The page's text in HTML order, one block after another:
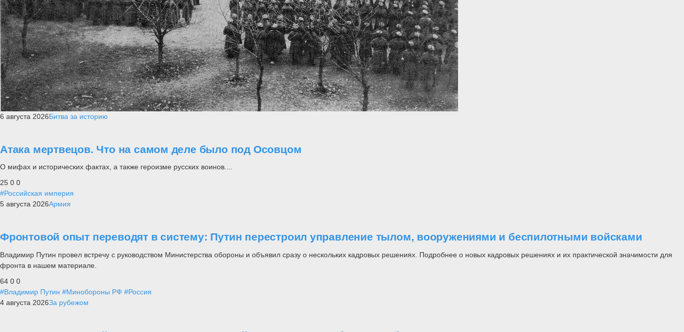
6 августа 2026Битва за историю
Атака мертвецов. Что на самом деле было под Осовцом
О мифах и исторических фактах, а также героизме русских воинов....
25 0 0
#Российская империя
5 августа 2026Армия
Фронтовой опыт переводят в систему: Путин перестроил управление тылом, вооружениями и беспилотными войсками
Владимир Путин провел встречу с руководством Министерства обороны и объявил сразу о нескольких кадровых решениях. Подробнее о новых кадровых решениях и их практической значимости для
фронта в нашем материале.
64 0 0
#Владимир Путин #Минобороны РФ #Россия
4 августа 2026За рубежом